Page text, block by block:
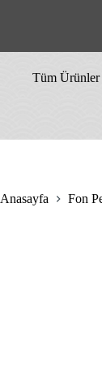
Tüm Ürünler
Anasayfa Fon